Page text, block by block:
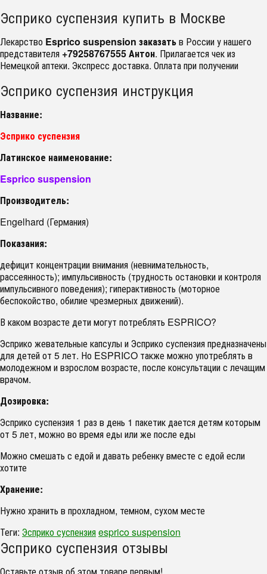
Эсприко суспензия купить в Москве
Лекарство Esprico suspension заказатьв России у нашего
представителя +79258767555 Антон. Прилагается чек из
Немецкой аптеки. Экспресс доставка. Оплата при получении
Эсприко суспензия инструкция
Название:
Эсприко суспензия
Латинское наименование:
Esprico suspension
Производитель:
Engelhard (Германия)
Показания:
дефицит концентрации внимания (невнимательность,
рассеянность); импульсивность (трудность остановки и контроля
импульсивного поведения); гиперактивность (моторное
беспокойство, обилие чрезмерных движений).
В каком возрасте дети могут потреблять ESPRICO?
Эсприко жевательные капсулы и Эсприко суспензия предназначены
для детей от 5 лет. Но ESPRICO также можно употреблять в
молодежном и взрослом возрасте, после консультации с лечащим
врачом.
Дозировка:
Эсприко суспензия 1 раз в день 1 пакетик дается детям которым
от 5 лет, можно во время еды или же после еды
Можно смешать с едой и давать ребенку вместе с едой если
хотите
Хранение:
Нужно хранить в прохладном, темном, сухом месте
Теги: Эсприко суспензияesprico suspension
Эсприко суспензия отзывы